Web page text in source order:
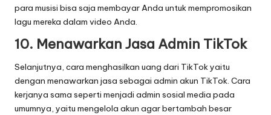
para musisi bisa saja membayar Anda untuk mempromosikan
lagu mereka dalam video Anda.
10. Menawarkan Jasa Admin TikTok
Selanjutnya, cara menghasilkan uang dari TikTok yaitu
dengan menawarkan jasa sebagai admin akun TikTok. Cara
kerjanya sama seperti menjadi admin sosial media pada
umumnya, yaitu mengelola akun agar bertambah besar